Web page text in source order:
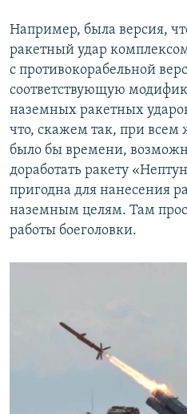
Например, была версия,
ракетный удар
с противокорабельной
соответствующую
наземных ракетных
что, скажем так, при
было бы времени,
доработать ракету
пригодна для нанесения
наземным целям. Там
работы боеголовки.